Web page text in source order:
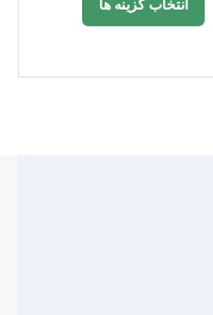
انتخاب گزینه ها